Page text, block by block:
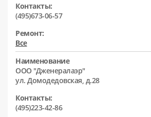
Контакты:
(495)673-06-57
Ремонт:
Все
Наименование
ООО "Дженералаэр"
ул. Домодедовская, д.28
Контакты:
(495)223-42-86